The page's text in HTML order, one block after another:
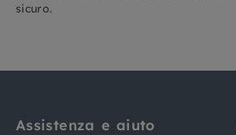
sicuro.
Assistenza e aiuto